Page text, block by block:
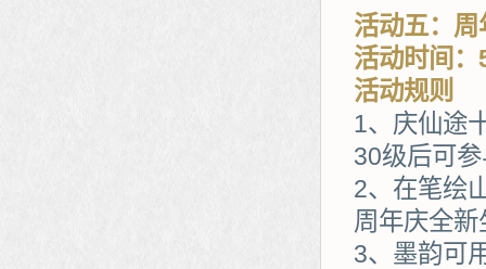
活动五：
活动时间
活动规则
1、庆仙途
30级后可
2、在笔绘
周年庆全
3、墨韵可